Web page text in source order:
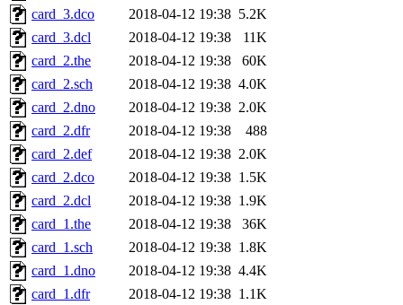
card_3.dco
2018-04-12 19:38 5.2K
card_3.dcl
2018-04-12 19:38
11K
card_2.the
2018-04-12 19:38
60K
card_2.sch
2018-04-12 19:38 4.0K
card_2.dno
2018-04-12 19:38 2.0K
card_2.dfr
2018-04-12 19:38
488
card_2.def
2018-04-12 19:38 2.0K
card_2.dco
2018-04-12 19:38 1.5K
card_2.dcl
2018-04-12 19:38 1.9K
card_1.the
2018-04-12 19:38
36K
card_1.sch
2018-04-12 19:38 1.8K
card_1.dno
2018-04-12 19:38 4.4K
card_1.dfr
2018-04-12 19:38 1.1K